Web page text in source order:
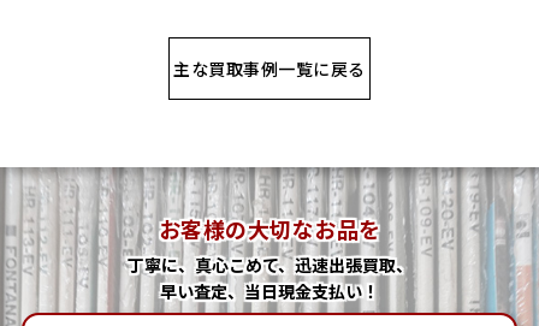
主な買取事例一覧に戻る
お客様の大切なお品を
丁寧に、真心こめて、迅速出張買取、
早い査定、当日現金支払い！